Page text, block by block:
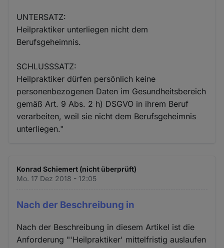
UNTERSATZ:
Heilpraktiker unterliegen nicht dem
Berufsgeheimnis.
SCHLUSSSATZ:
Heilpraktiker dürfen persönlich keine
personenbezogenen Daten im Gesundheitsbereich
gemäß Art. 9 Abs. 2 h) DSGVO in ihrem Beruf
verarbeiten, weil sie nicht dem Berufsgeheimnis
unterliegen."
Konrad Schiemert (nicht überprüft)
Mo. 17 Dez 2018 - 12:05
Nach der Beschreibung in
Nach der Beschreibung in diesem Artikel ist die
Anforderung "'Heilpraktiker' mittelfristig auslaufen